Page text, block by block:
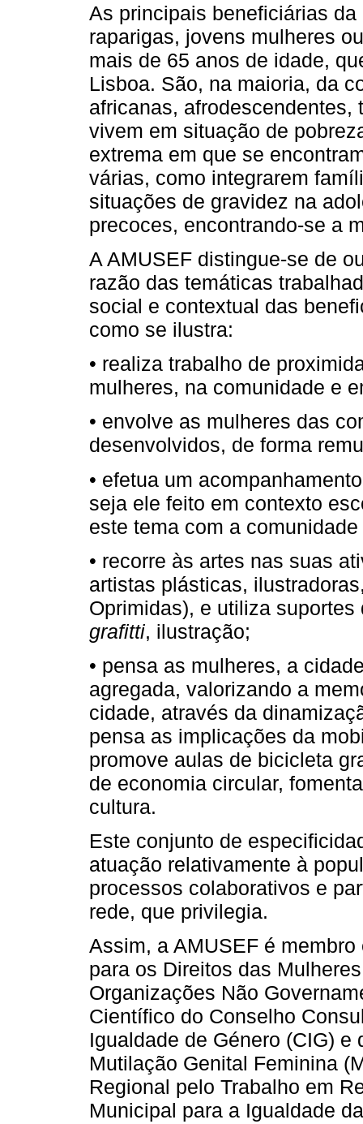
As principais beneficiárias
raparigas, jovens mulheres
mais de 65 anos de idade,
Lisboa. São, na maioria, da
africanas,
vivem em situação de
extrema em que se
várias, como integrarem
situações de gravidez na
precoces, encontrando-se a
A AMUSEF distingue-se de
razão das temáticas
social e contextual das
como se ilustra:
• realiza trabalho de
mulheres, na comunidade e
• envolve as mulheres das
desenvolvidos, de forma
• efetua um
seja ele feito em contexto
este tema com a
• recorre às artes nas suas
artistas plásticas,
Oprimidas), e utiliza
grafitti, ilustração;
• pensa as mulheres, a
agregada, valorizando a
cidade, através da
pensa as implicações da
promove aulas de bicicleta
de economia circular,
cultura.
Este conjunto de
atuação relativamente à
processos colaborativos e
rede, que privilegia.
Assim, a AMUSEF é
para os Direitos das
Organizações Não
Científico do Conselho
Igualdade de Género (CIG)
Mutilação Genital Feminina
Regional pelo Trabalho em
Municipal para a Igualdade